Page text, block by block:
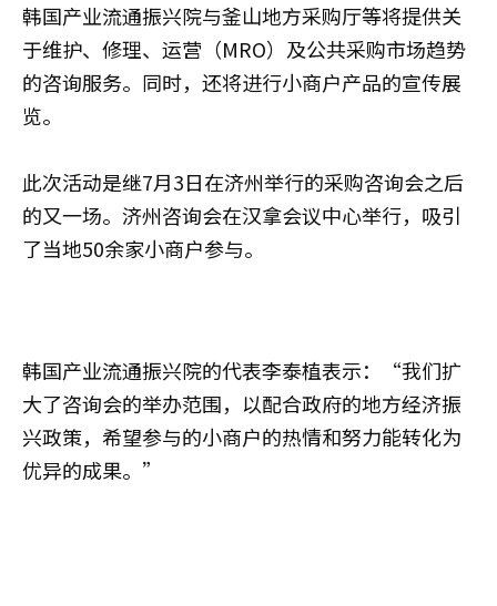
韩国产业流通振兴院与釜山地方采购厅等将提供关
于维护、修理、运营（MRO）及公共采购市场趋势
的咨询服务。同时，还将进行小商户产品的宣传展
览。
此次活动是继7月3日在济州举行的采购咨询会之后
的又一场。济州咨询会在汉拿会议中心举行，吸引
了当地50余家小商户参与。
韩国产业流通振兴院的代表李泰植表示：“我们扩
大了咨询会的举办范围，以配合政府的地方经济振
兴政策，希望参与的小商户的热情和努力能转化为
优异的成果。”